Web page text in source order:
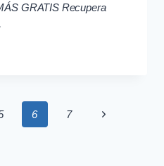
GRATIS Recupera
6 7
Next